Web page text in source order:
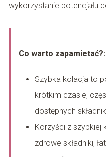
wykorzystanie potencjału
Co warto zapamietać?:
Szybka kolacja to
krótkim czasie,
dostępnych
Korzyści z szybkiej
zdrowe składniki,